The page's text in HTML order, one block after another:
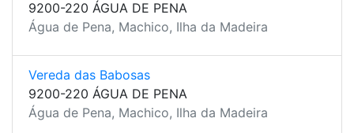
9200-220 ÁGUA DE PENA
Água de Pena, Machico, Ilha da Madeira
Vereda das Babosas
9200-220 ÁGUA DE PENA
Água de Pena, Machico, Ilha da Madeira